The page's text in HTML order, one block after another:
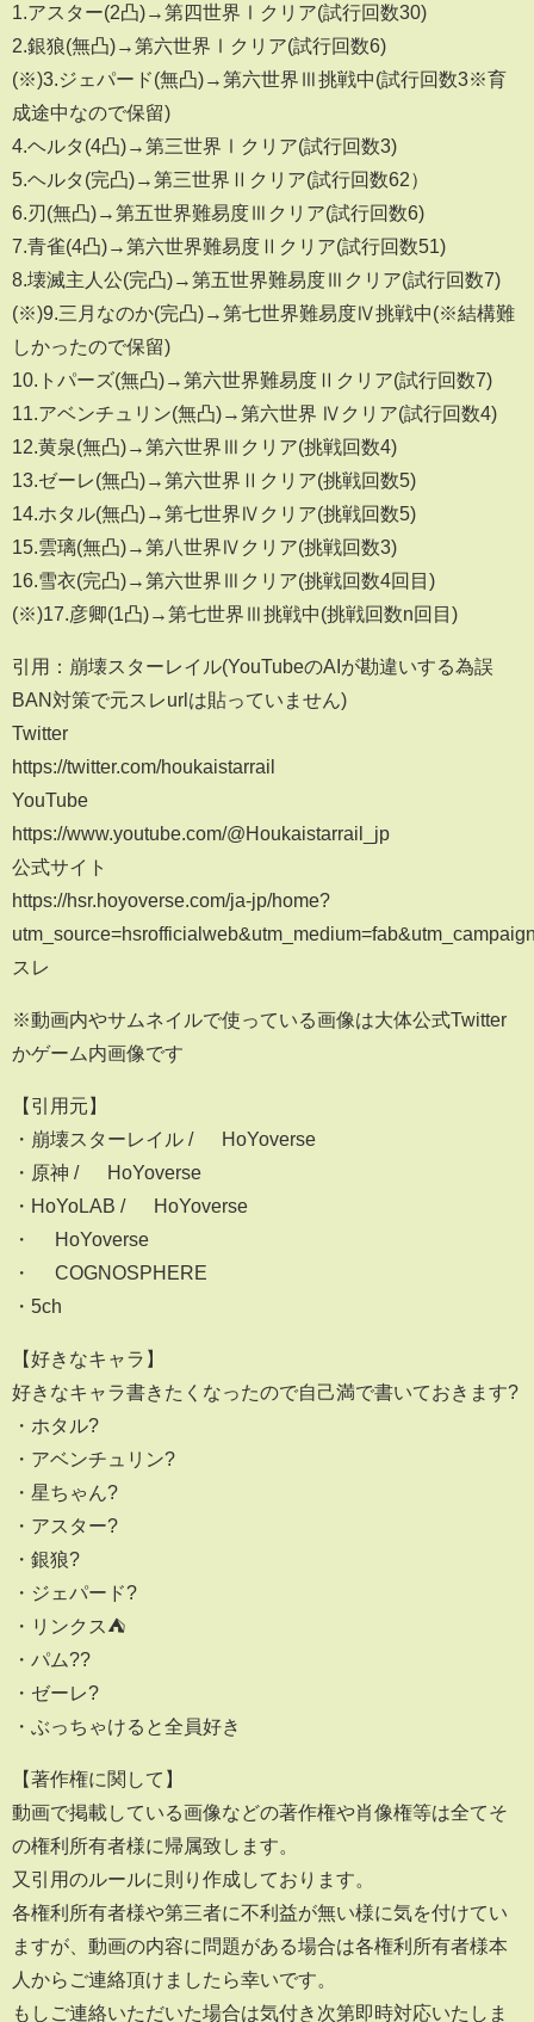
1.アスター(2凸)→第四世界Ⅰクリア(試行回数30)
2.銀狼(無凸)→第六世界Ⅰクリア(試行回数6)
(※)3.ジェパード(無凸)→第六世界Ⅲ挑戦中(試行回数3※育
成途中なので保留)
4.ヘルタ(4凸)→第三世界Ⅰクリア(試行回数3)
5.ヘルタ(完凸)→第三世界Ⅱクリア(試行回数62）
6.刃(無凸)→第五世界難易度Ⅲクリア(試行回数6)
7.青雀(4凸)→第六世界難易度Ⅱクリア(試行回数51)
8.壊滅主人公(完凸)→第五世界難易度Ⅲクリア(試行回数7)
(※)9.三月なのか(完凸)→第七世界難易度Ⅳ挑戦中(※結構難
しかったので保留)
10.トパーズ(無凸)→第六世界難易度Ⅱクリア(試行回数7)
11.アベンチュリン(無凸)→第六世界 Ⅳクリア(試行回数4)
12.黄泉(無凸)→第六世界Ⅲクリア(挑戦回数4)
13.ゼーレ(無凸)→第六世界Ⅱクリア(挑戦回数5)
14.ホタル(無凸)→第七世界Ⅳクリア(挑戦回数5)
15.雲璃(無凸)→第八世界Ⅳクリア(挑戦回数3)
16.雪衣(完凸)→第六世界Ⅲクリア(挑戦回数4回目)
(※)17.彦卿(1凸)→第七世界Ⅲ挑戦中(挑戦回数n回目)
引用：崩壊スターレイル(YouTubeのAIが勘違いする為誤
BAN対策で元スレurlは貼っていません)
Twitter
https://twitter.com/houkaistarrail
YouTube
https://www.youtube.com/@Houkaistarrail_jp
公式サイト
https://hsr.hoyoverse.com/ja-jp/home?
スレ
※動画内やサムネイルで使っている画像は大体公式Twitter
かゲーム内画像です
【引用元】
・崩壊スターレイル / © HoYoverse
・原神 / © HoYoverse
・HoYoLAB / © HoYoverse
・© HoYoverse
・© COGNOSPHERE
・5ch
【好きなキャラ】
好きなキャラ書きたくなったので自己満で書いておきます?
・ホタル?
・アベンチュリン?
・星ちゃん?️
・アスター?
・銀狼?
・ジェパード?
・リンクス⛺
・パム??
・ゼーレ?
・ぶっちゃけると全員好き
【著作権に関して】
動画で掲載している画像などの著作権や肖像権等は全てそ
の権利所有者様に帰属致します。
又引用のルールに則り作成しております。
各権利所有者様や第三者に不利益が無い様に気を付けてい
ますが、動画の内容に問題がある場合は各権利所有者様本
人からご連絡頂けましたら幸いです。
もしご連絡いただいた場合は気付き次第即時対応いたしま